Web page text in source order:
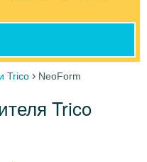
Trico › NeoForm
Trico